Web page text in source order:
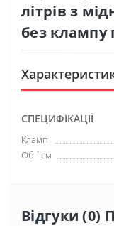
літрів з
без клампу
СПЕЦИФІКАЦІЇ
Кламп
Об `єм
Відгуки (0)